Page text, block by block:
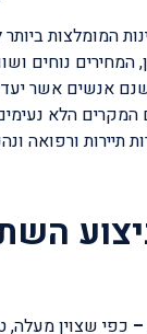
המומלצות
נוחים
אנשים אשר
הלא
תיירות ורפואה
כפי שצוין מעלה,